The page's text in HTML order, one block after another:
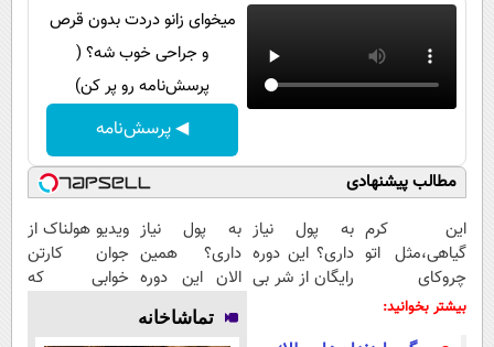
میخوای زانو دردت بدون قرص
و جراحی خوب شه؟ (
پرسش‌نامه رو پر کن)
◀ پرسش‌نامه
مطالب پیشنهادی
این کرم
گیاهی،مثل اتو
چروکای
پوستتوصاف
به پول نیاز
داری؟ این دوره
رایگان از شر بی
به پول نیاز
داری؟ همین
الان این دوره
رایگان رو شرکت
کن تا دیر
ویدیو هولناک از
جوان کارتن
خوابی که
بیشتر بخوانید: تماشاخانه